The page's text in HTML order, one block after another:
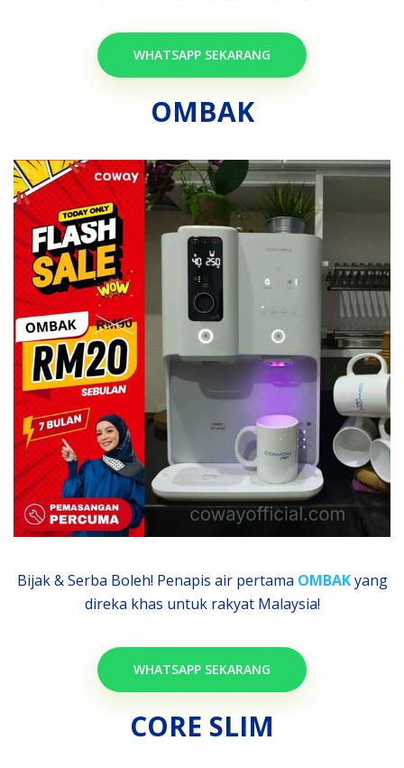
WHATSAPP SEKARANG
OMBAK
Bijak & Serba Boleh! Penapis air pertama OMBAKyang
direka khas untuk rakyat Malaysia!
WHATSAPP SEKARANG
CORE SLIM